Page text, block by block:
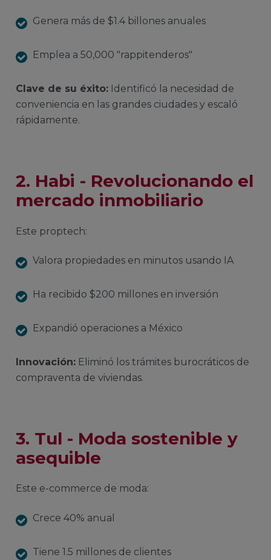
Genera más de $1.4 billones anuales
Emplea a 50,000 "rappitenderos"
Clave de su éxito: Identificó la necesidad de
conveniencia en las grandes ciudades y escaló
rápidamente.
2. Habi - Revolucionando el
mercado inmobiliario
Este proptech:
Valora propiedades en minutos usando IA
Ha recibido $200 millones en inversión
Expandió operaciones a México
Innovación: Eliminó los trámites burocráticos de
compraventa de viviendas.
3. Tul - Moda sostenible y
asequible
Este e-commerce de moda:
Crece 40% anual
Tiene 1.5 millones de clientes